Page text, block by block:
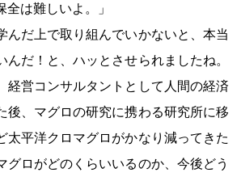
は難しいよ。」
んだ上で取り組んでいかないと、本当
んだ！と、ハッとさせられましたね。
経営コンサルタントとして人間の経済
後、マグロの研究に携わる研究所に移
太平洋クロマグロがかなり減ってきた
グロがどのくらいいるのか、今後どう